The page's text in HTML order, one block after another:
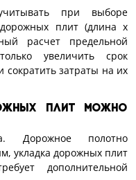
при выборе
плит (длина х
расчет предельной
увеличить срок
затраты на их
плит можно
Дорожное полотно
укладка дорожных плит
дополнительной